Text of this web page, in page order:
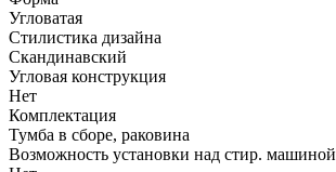
Угловатая
Стилистика дизайна
Скандинавский
Угловая конструкция
Нет
Комплектация
Тумба в сборе, раковина
Возможность установки над стир. машиной